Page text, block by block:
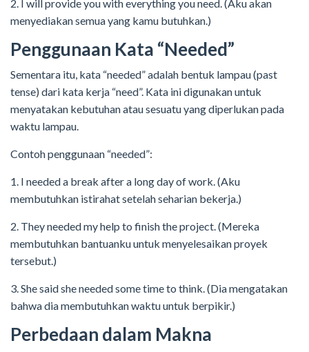
2. I will provide you with everything you need. (Aku akan
menyediakan semua yang kamu butuhkan.)
Penggunaan Kata “Needed”
Sementara itu, kata “needed” adalah bentuk lampau (past
tense) dari kata kerja “need”. Kata ini digunakan untuk
menyatakan kebutuhan atau sesuatu yang diperlukan pada
waktu lampau.
Contoh penggunaan “needed”:
1. I needed a break after a long day of work. (Aku
membutuhkan istirahat setelah seharian bekerja.)
2. They needed my help to finish the project. (Mereka
membutuhkan bantuanku untuk menyelesaikan proyek
tersebut.)
3. She said she needed some time to think. (Dia mengatakan
bahwa dia membutuhkan waktu untuk berpikir.)
Perbedaan dalam Makna